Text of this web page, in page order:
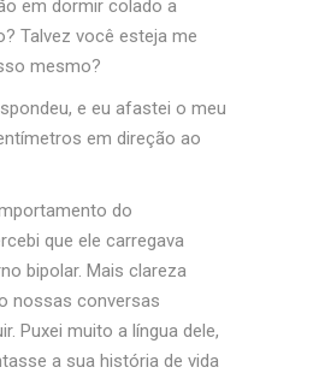
em dormir colado a
Talvez você esteja me
mesmo?
e eu afastei o meu
em direção ao
do
que ele carregava
bipolar. Mais clareza
nossas conversas
Puxei muito a língua dele,
a sua história de vida